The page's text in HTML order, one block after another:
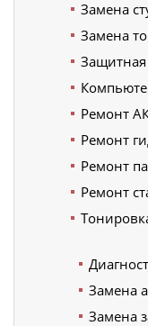
Замена
Замена
Ремонт
Ремонт
Ремонт
Ремонт
Замена
Замена